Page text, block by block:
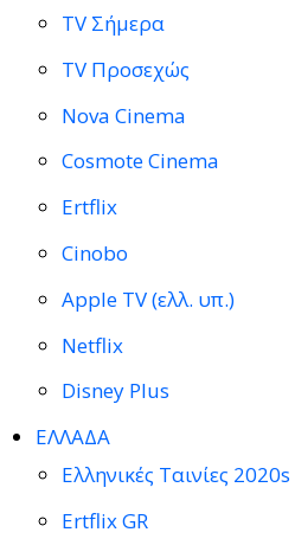
TV Σήμερα
TV Προσεχώς
Nova Cinema
Cosmote Cinema
Ertflix
Cinobo
Apple TV (ελλ. υπ.)
Netflix
Disney Plus
ΕΛΛΑΔΑ
Ελληνικές Ταινίες 2020s
Ertflix GR